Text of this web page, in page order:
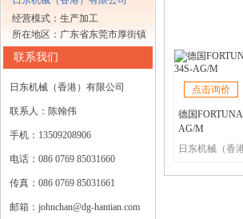
经营模式：生产加工
所在地区：广东省东莞市厚街镇
联系我们
日东机械（香港）有限公司
联系人：陈翰伟
手机：13509208906
电话：086 0769 85031660
传真：086 0769 85031661
邮箱：johnchan@dg-hantian.com
点击询价
德国
AG/M